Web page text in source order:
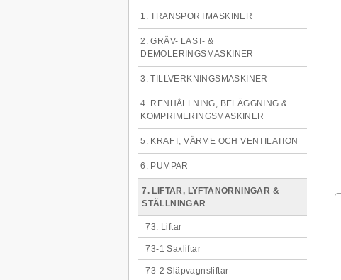
1. TRANSPORTMASKINER
2. GRÄV- LAST- &
DEMOLERINGSMASKINER
3. TILLVERKNINGSMASKINER
4. RENHÅLLNING, BELÄGGNING &
KOMPRIMERINGSMASKINER
5. KRAFT, VÄRME OCH VENTILATION
6. PUMPAR
7. LIFTAR, LYFTANORNINGAR &
STÄLLNINGAR
73. Liftar
73-1 Saxliftar
73-2 Släpvagnsliftar